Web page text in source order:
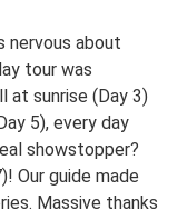
nervous about
tour was
at sunrise (Day 3)
5), every day
showstopper?
Our guide made
Massive thanks